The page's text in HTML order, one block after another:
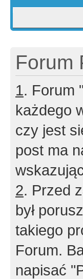
Forum
1. Forum
każdego
czy jest
post ma
2. Przed
był
takiego
Forum.
napisać